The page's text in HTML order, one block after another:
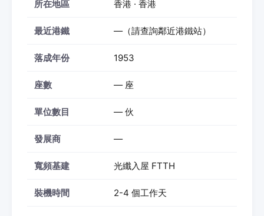
所在地區 香港 · 香港
最近港鐵 —（請查詢鄰近港鐵站）
落成年份 1953
座數 — 座
單位數目 — 伙
發展商 —
寬頻基建 光纖入屋 FTTH
裝機時間 2-4 個工作天